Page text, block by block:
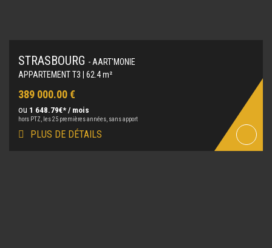
STRASBOURG - AART'MONIE
APPARTEMENT T3 | 62.4 m²
389 000.00 €
ou 1 648.79€* / mois
hors PTZ, les 25 premières années, sans apport
PLUS DE DÉTAILS